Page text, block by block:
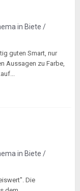
in Biete /
guten Smart, nur
Aussagen zu Farbe,
in Biete /
Die